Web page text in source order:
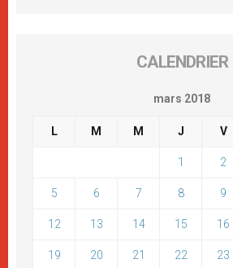
CALENDRIER
mars 2018
L M M J V
1 2
5 6 7 8 9
12 13 14 15 16
19 20 21 22 23